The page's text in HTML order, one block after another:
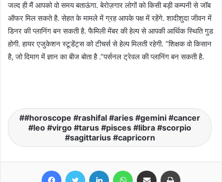
जल्द ही मैं आपको वो समय बताऊंगा. बेरोज़गार लोगों को किसी बड़ी कम्पनी से जॉब
ऑफर मिल सकते है. सेहत के मामले में ग्रह आपके पक्ष में रहेंगे. शादीशुदा जीवन में
डिनर की प्लानिंग बन सकती है. फैमिली मेंबर की हेल्प से आपकी आर्थिक स्थिति गुड
होगी. हायर एजुकेशन स्टूडेंट्स को टीचर्स से हेल्प मिलती रहेगी. “शिक्षक वो किसान
है, जो दिमाग में ज्ञान का बीज बोता है .”पर्सनल ट्रेवल की प्लानिंग बन सकती है.
#horoscope #rashifal #aries #gemini #cancer
#leo #virgo #tarus #pisces #libra #scorpio
#sagittarius #capricorn
FacebookTwitter LinkedIn WhatsAppShare via Email